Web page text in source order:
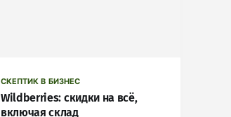
СКЕПТИК В БИЗНЕС
Wildberries: скидки на всё,
включая склад